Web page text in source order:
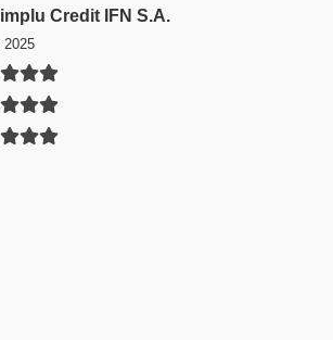
Credit IFN S.A.
2025